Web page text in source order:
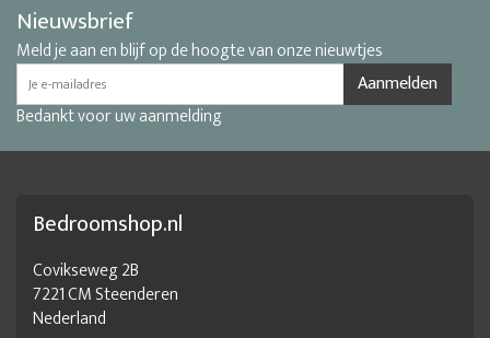
Nieuwsbrief
Meld je aan en blijf op de hoogte van onze nieuwtjes
Aanmelden
Bedankt voor uw aanmelding
Bedroomshop.nl
Covikseweg 2B
7221 CM Steenderen
Nederland